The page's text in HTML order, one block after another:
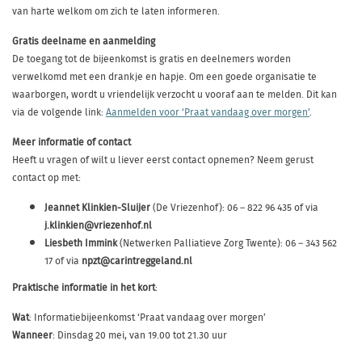
van harte welkom om zich te laten informeren.
Gratis deelname en aanmelding
De toegang tot de bijeenkomst is gratis en deelnemers worden
verwelkomd met een drankje en hapje. Om een goede organisatie te
waarborgen, wordt u vriendelijk verzocht u vooraf aan te melden. Dit kan
via de volgende link: Aanmelden voor ‘Praat vandaag over morgen’.
Meer informatie of contact
Heeft u vragen of wilt u liever eerst contact opnemen? Neem gerust
contact op met:
Jeannet Klinkien-Sluijer(De Vriezenhof): 06 – 822 96 435 of via
j.klinkien@vriezenhof.nl
Liesbeth Immink(Netwerken Palliatieve Zorg Twente): 06 – 343 562
17 of via npzt@carintreggeland.nl
Praktische informatie in het kort:
Wat: Informatiebijeenkomst ‘Praat vandaag over morgen’
Wanneer: Dinsdag 20 mei, van 19.00 tot 21.30 uur